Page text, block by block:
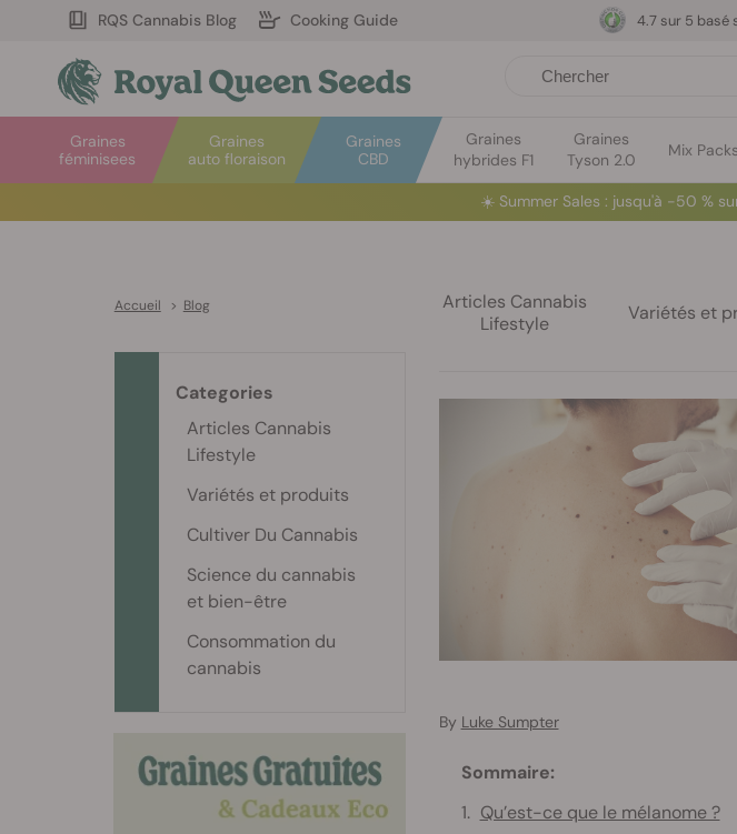
RQS Cannabis Blog Cooking Guide
Graines
auto floraison
Graines
féminisees
Graines
CBD
Graines
hybrides F1
Graines
Tyson 2.0
Mix Packs
4.7 sur 5 basé
☀️ Summer Sales : jusqu'à -50 %
Accueil > Blog
Articles Cannabis
Lifestyle
Variétés et
By Luke Sumpter
Sommaire:
Qu’est-ce que le mélanome ?
Categories
Articles Cannabis
Lifestyle
Variétés et produits
Cultiver Du Cannabis
Science du cannabis
et bien-être
Consommation du
cannabis